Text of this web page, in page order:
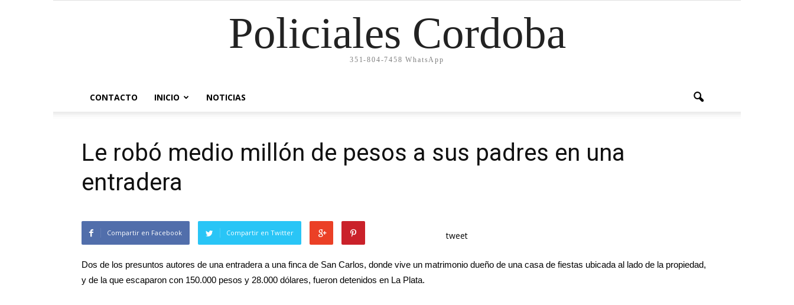
Policiales Cordoba
351-804-7458 WhatsApp
CONTACTO INICIO NOTICIAS
Le robó medio millón de pesos a sus padres en una
entradera
Compartir en Facebook Compartir en Twitter tweet
Dos de los presuntos autores de una entradera a una finca de San Carlos, donde vive un matrimonio dueño de una casa de fiestas ubicada al lado de la propiedad,
y de la que escaparon con 150.000 pesos y 28.000 dólares, fueron detenidos en La Plata.